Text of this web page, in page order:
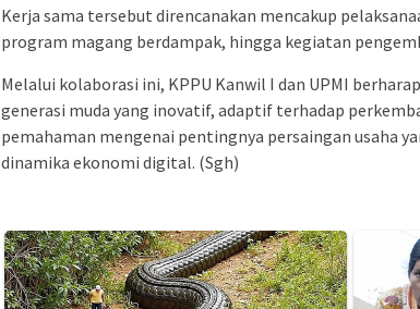
Kerja sama tersebut direncanakan mencakup
program magang berdampak, hingga kegiatan
Melalui kolaborasi ini, KPPU Kanwil I dan UPMI
generasi muda yang inovatif, adaptif terhadap
pemahaman mengenai pentingnya persaingan usaha
dinamika ekonomi digital. (Sgh)